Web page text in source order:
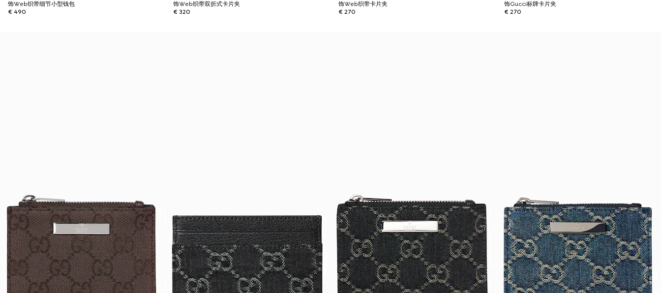
饰Web织带细节小型钱包
€ 490
饰Web织带双折式卡片夹
€ 320
饰Web织带卡片夹
€ 270
饰Gucci标牌卡片夹
€ 270